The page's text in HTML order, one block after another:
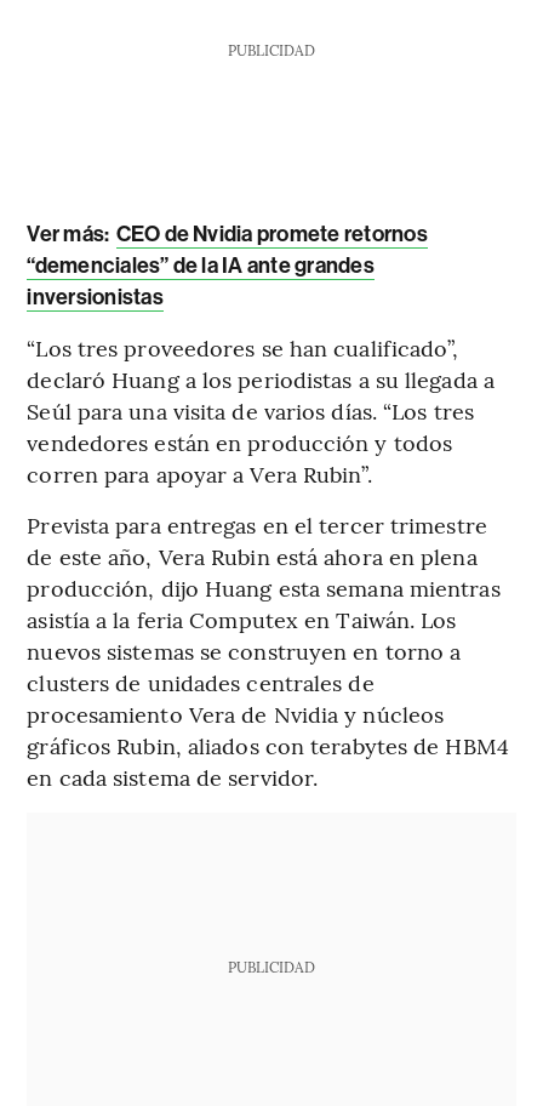
PUBLICIDAD
Ver más: CEO de Nvidia promete retornos
“demenciales” de la IA ante grandes
inversionistas
“Los tres proveedores se han cualificado”,
declaró Huang a los periodistas a su llegada a
Seúl para una visita de varios días. “Los tres
vendedores están en producción y todos
corren para apoyar a Vera Rubin”.
Prevista para entregas en el tercer trimestre
de este año, Vera Rubin está ahora en plena
producción, dijo Huang esta semana mientras
asistía a la feria Computex en Taiwán. Los
nuevos sistemas se construyen en torno a
clusters de unidades centrales de
procesamiento Vera de Nvidia y núcleos
gráficos Rubin, aliados con terabytes de HBM4
en cada sistema de servidor.
PUBLICIDAD